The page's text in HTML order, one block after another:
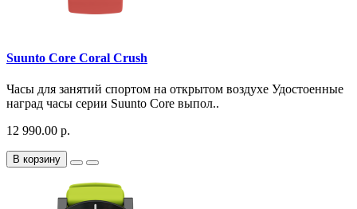
Suunto Core Coral Crush
Часы для занятий спортом на открытом воздухе Удостоенные
наград часы серии Suunto Core выпол..
12 990.00 р.
В корзину